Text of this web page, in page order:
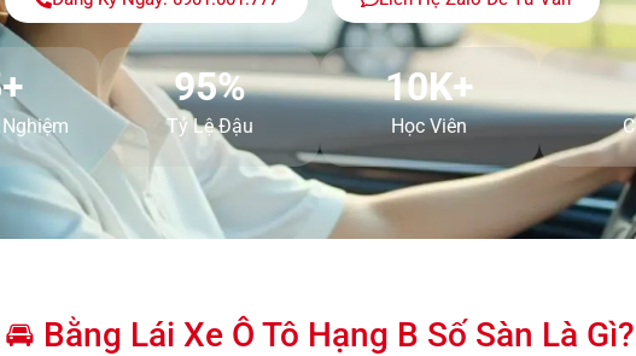
95%
Tỷ Lệ Đậu
10K+
Học Viên
🚘 Bằng Lái Xe Ô Tô Hạng B Số Sàn Là Gì?